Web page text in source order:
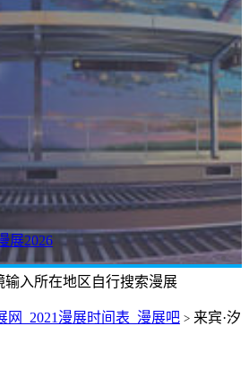
展2026
输入所在地区自行搜索漫展
网_2021漫展时间表_漫展吧 > 来宾·汐